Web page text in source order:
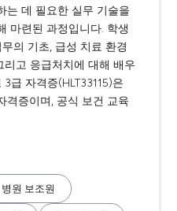
는 데 필요한 실무 기술을
마련된 과정입니다. 학생
의 기초, 급성 치료 환경
고 응급처치에 대해 배우
급 자격증(HLT33115)은
격증이며, 공식 보건 교육
병원 보조원